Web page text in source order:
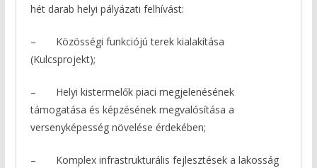
hét darab helyi pályázati felhívást:
– Közösségi funkciójú terek kialakítása
(Kulcsprojekt);
– Helyi kistermelők piaci megjelenésének
támogatása és képzésének megvalósítása a
versenyképesség növelése érdekében;
– Komplex infrastrukturális fejlesztések a lakosság